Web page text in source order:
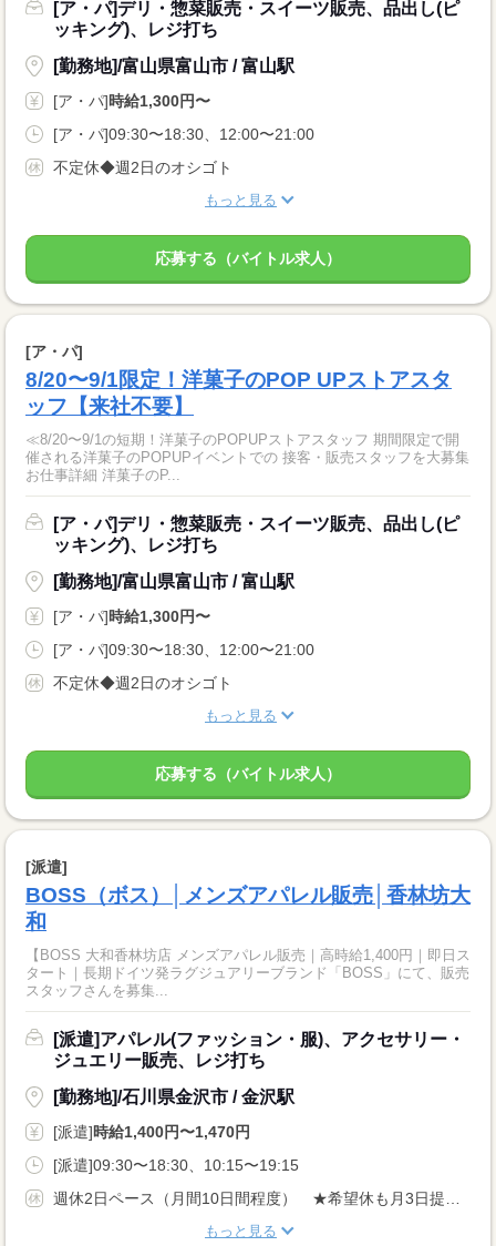
[ア・パ]デリ・惣菜販売・スイーツ販売、品出し(ピ
ッキング)、レジ打ち
[勤務地]/富山県富山市 / 富山駅
[ア・パ]時給1,300円〜
[ア・パ]09:30〜18:30、12:00〜21:00
不定休◆週2日のオシゴト
もっと見る
応募する（バイトル求人）
[ア・パ]
8/20〜9/1限定！洋菓子のPOP UPストアスタ
ッフ【来社不要】
≪8/20〜9/1の短期！洋菓子のPOPUPストアスタッフ 期間限定で開
催される洋菓子のPOPUPイベントでの 接客・販売スタッフを大募集
お仕事詳細 洋菓子のP...
[ア・パ]デリ・惣菜販売・スイーツ販売、品出し(ピ
ッキング)、レジ打ち
[勤務地]/富山県富山市 / 富山駅
[ア・パ]時給1,300円〜
[ア・パ]09:30〜18:30、12:00〜21:00
不定休◆週2日のオシゴト
もっと見る
応募する（バイトル求人）
[派遣]
BOSS（ボス）│メンズアパレル販売│香林坊大
和
【BOSS 大和香林坊店 メンズアパレル販売｜高時給1,400円｜即日ス
タート｜長期ドイツ発ラグジュアリーブランド「BOSS」にて、販売
スタッフさんを募集...
[派遣]アパレル(ファッション・服)、アクセサリー・
ジュエリー販売、レジ打ち
[勤務地]/石川県金沢市 / 金沢駅
[派遣]時給1,400円〜1,470円
[派遣]09:30〜18:30、10:15〜19:15
週休2日ペース（月間10日間程度） ★希望休も月3日提出OK
もっと見る